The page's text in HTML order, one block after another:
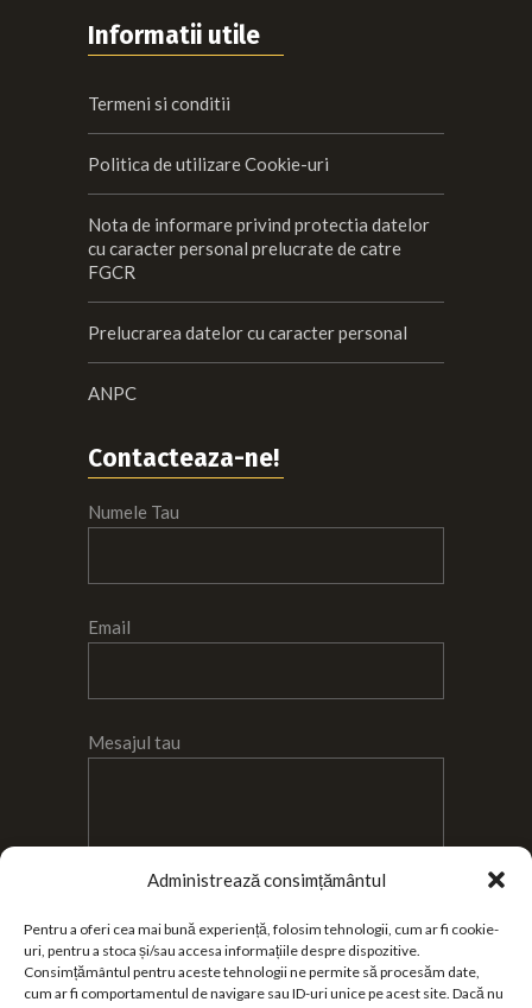
Administrează consimțământul
Pentru a oferi cea mai bună experiență, folosim tehnologii, cum ar fi cookie-
uri, pentru a stoca și/sau accesa informațiile despre dispozitive.
Consimțământul pentru aceste tehnologii ne permite să procesăm date,
cum ar fi comportamentul de navigare sau ID-uri unice pe acest site. Dacă nu
Informatii utile
Termeni si conditii
Politica de utilizare Cookie-uri
Nota de informare privind protectia datelor
cu caracter personal prelucrate de catre
FGCR
Prelucrarea datelor cu caracter personal
ANPC
Contacteaza-ne!
Numele Tau
Email
Mesajul tau
Sunt de acord cu
Termenii si conditiile de utilizare a site-uluisi